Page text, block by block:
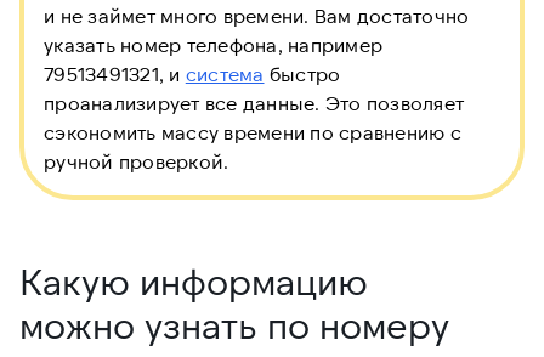
и не займет много времени. Вам достаточно
указать номер телефона, например
79513491321, и система быстро
проанализирует все данные. Это позволяет
сэкономить массу времени по сравнению с
ручной проверкой.
Какую информацию
можно узнать по номеру